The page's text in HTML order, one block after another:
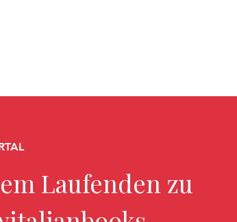
Laufenden zu